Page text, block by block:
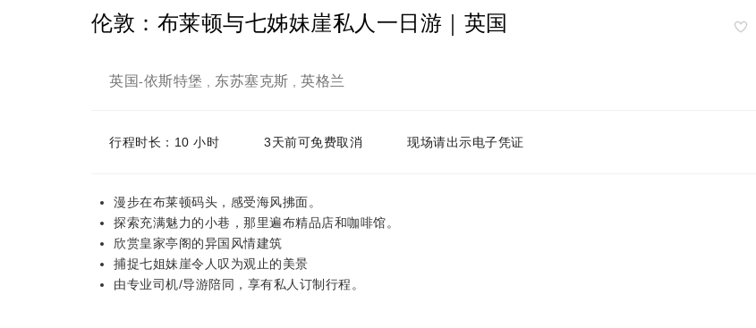
伦敦：布莱顿与七姊妹崖私人一日游｜英国
英国-依斯特堡 东苏塞克斯 英格兰
行程时长：10 小时 3天前可免费取消 现场请出示电子凭证
漫步在布莱顿码头，感受海风拂面。
探索充满魅力的小巷，那里遍布精品店和咖啡馆。
欣赏皇家亭阁的异国风情建筑
捕捉七姐妹崖令人叹为观止的美景
由专业司机/导游陪同，享有私人订制行程。